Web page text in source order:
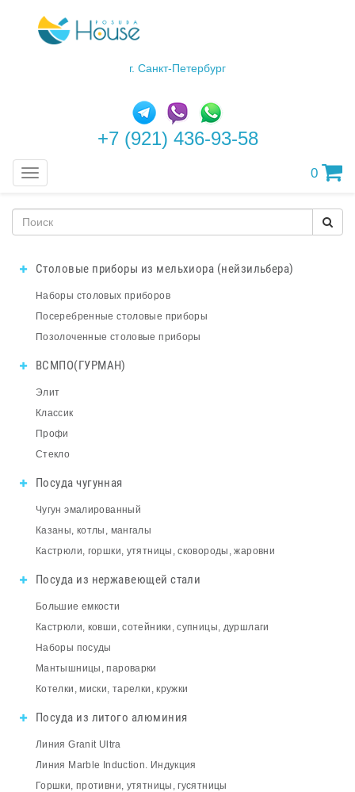
г. Санкт-Петербург
+7 (921) 436-93-58
Меню 0
Столовые приборы из мельхиора (нейзильбера)
Наборы столовых приборов
Посеребренные столовые приборы
Позолоченные столовые приборы
ВСМПО(ГУРМАН)
Элит
Классик
Профи
Стекло
Посуда чугунная
Чугун эмалированный
Казаны, котлы, мангалы
Кастрюли, горшки, утятницы, сковороды, жаровни
Посуда из нержавеющей стали
Большие емкости
Кастрюли, ковши, сотейники, супницы, дуршлаги
Наборы посуды
Мантышницы, пароварки
Котелки, миски, тарелки, кружки
Посуда из литого алюминия
Линия Granit Ultra
Линия Marble Induction. Индукция
Горшки, противни, утятницы, гусятницы